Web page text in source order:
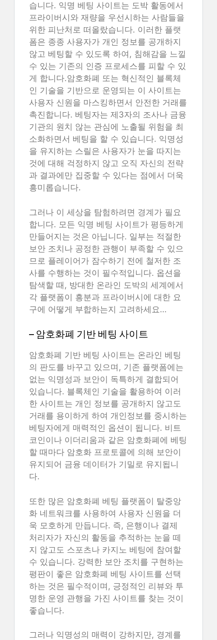
습니다. 익명 베팅 사이트는 도박 활동에서
프라이버시와 재량을 우선시하는 사람들을
위한 피난처로 떠올랐습니다. 이러한 플랫
폼은 종종 사용자가 개인 정보를 공개하지
않고 베팅할 수 있도록 하여, 침해감을 느낄
수 있는 기존의 인증 프로세스를 피할 수 있
게 합니다.암호화폐 또는 혁신적인 블록체
인 기술을 기반으로 운영되는 이 사이트는
사용자 신원을 마스킹하면서 안전한 거래를
촉진합니다. 베팅자는 제3자의 조사나 금융
기관의 원치 않는 관심에 노출될 위험을 최
소화하면서 베팅을 할 수 있습니다. 익명성
을 유지하는 스릴은 사용자가 눈을 따지는
것에 대해 걱정하지 않고 오직 자신의 전략
과 결과에만 집중할 수 있다는 점에서 더욱
흥미롭습니다.
그러나 이 세상을 탐험하려면 경계가 필요
합니다. 모든 익명 베팅 사이트가 평등하게
만들어지는 것은 아닙니다. 일부는 적절한
보안 조치나 공정한 관행이 부족할 수 있으
므로 플레이어가 잠수하기 전에 철저한 조
사를 수행하는 것이 필수적입니다. 옵션을
탐색할 때, 방대한 온라인 도박의 세계에서
각 플랫폼이 흥분과 프라이버시에 대한 요
구에 어떻게 부합하는지 고려하세요…
– 암호화폐 기반 베팅 사이트
암호화폐 기반 베팅 사이트는 온라인 베팅
의 판도를 바꾸고 있으며, 기존 플랫폼에는
없는 익명성과 보안이 독특하게 결합되어
있습니다. 블록체인 기술을 활용하여 이러
한 사이트는 개인 정보를 공개하지 않고도
거래를 용이하게 하여 개인정보를 중시하는
베팅자에게 매력적인 옵션이 됩니다. 비트
코인이나 이더리움과 같은 암호화폐에 베팅
할 때마다 암호화 프로토콜에 의해 보안이
유지되어 금융 데이터가 기밀로 유지됩니
다.
또한 많은 암호화폐 베팅 플랫폼이 탈중앙
화 네트워크를 사용하여 사용자 신원을 더
욱 모호하게 만듭니다. 즉, 은행이나 결제
처리자가 자신의 활동을 추적하는 눈을 떼
지 않고도 스포츠나 카지노 베팅에 참여할
수 있습니다. 강력한 보안 조치를 구현하는
평판이 좋은 암호화폐 베팅 사이트를 선택
하는 것은 필수적이며, 긍정적인 리뷰와 투
명한 운영 관행을 가진 사이트를 찾는 것이
좋습니다.
그러나 익명성의 매력이 강하지만, 경계를